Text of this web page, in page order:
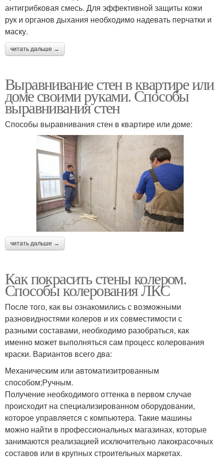
антигрибковая смесь. Для эффективной защиты кожи
рук и органов дыхания необходимо надевать перчатки и
маску.
читать дальше →
Выравнивание стен в квартире или
доме своими руками. Способы
выравнивания стен
Способы выравнивания стен в квартире или доме:
читать дальше →
Как покрасить стены колером.
Способы колерования ЛКС
После того, как вы ознакомились с возможными
разновидностями колеров и их совместимости с
разными составами, необходимо разобраться, как
именно может выполняться сам процесс колерования
краски. Вариантов всего два:
Механическим или автоматизитрованным
способом;Ручным.
Получение необходимого оттенка в первом случае
происходит на специализированном оборудовании,
которое управляется с компьютера. Такие машины
можно найти в профессиональных магазинах, которые
занимаются реализацией исключительно лакокрасочных
составов или в крупных строительных маркетах.